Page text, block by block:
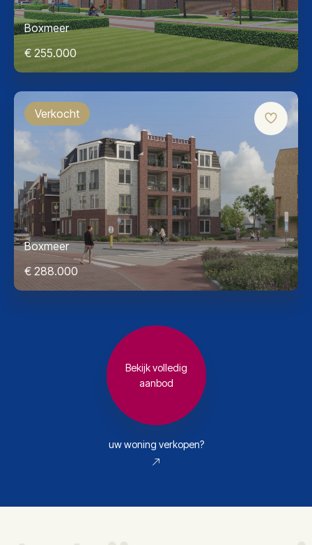
Boxmeer
€ 255.000
Verkocht
Boxmeer
€ 288.000
Bekijk volledig
aanbod
uw woning verkopen?